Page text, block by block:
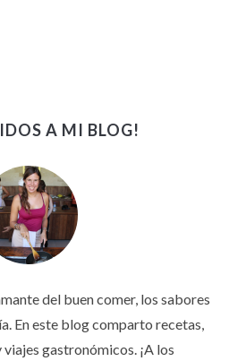
A MI BLOG!
del buen comer, los sabores
En este blog comparto recetas,
gastronómicos. ¡A los